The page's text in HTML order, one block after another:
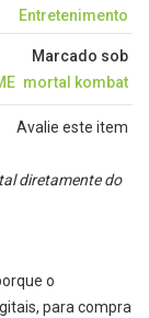
Entretenimento
Marcado sob
mortal kombat
Avalie este item
diretamente do
o
para compra